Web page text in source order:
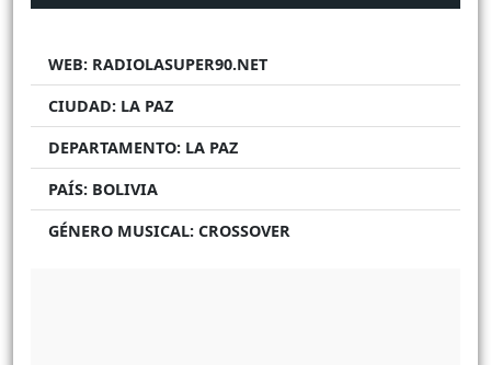
WEB: RADIOLASUPER90.NET
CIUDAD: LA PAZ
DEPARTAMENTO: LA PAZ
PAÍS: BOLIVIA
GÉNERO MUSICAL: CROSSOVER